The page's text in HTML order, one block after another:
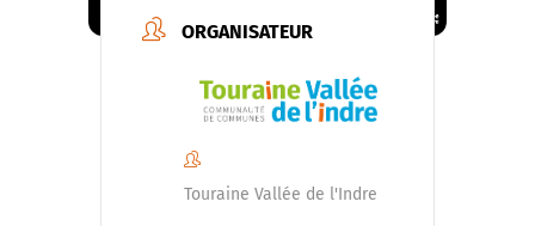
ORGANISATEUR
Touraine Vallée de l'Indre